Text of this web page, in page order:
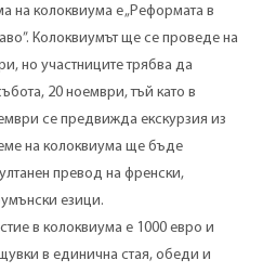
на колоквиума е „Реформата в
Колоквиумът ще се проведе на
но участниците трябва да
20 ноември, тъй като в
се предвижда екскурзия из
на колоквиума ще бъде
превод на френски,
езици.
в колоквиума е 1000 евро и
в единична стая, обеди и